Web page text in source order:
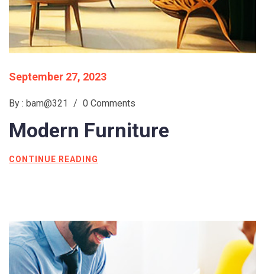
September 27, 2023
By : bam@321 / 0 Comments
Modern Furniture
CONTINUE READING